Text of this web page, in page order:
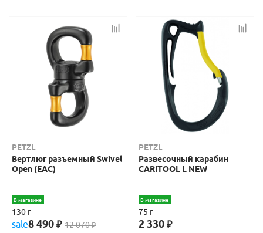
PETZL
Вертлюг разъемный Swivel
Open (ЕАС)
В магазине
130 г
sale8 490₽ 12 070₽
PETZL
Развесочный карабин
CARITOOL L NEW
В магазине
75 г
2 330₽